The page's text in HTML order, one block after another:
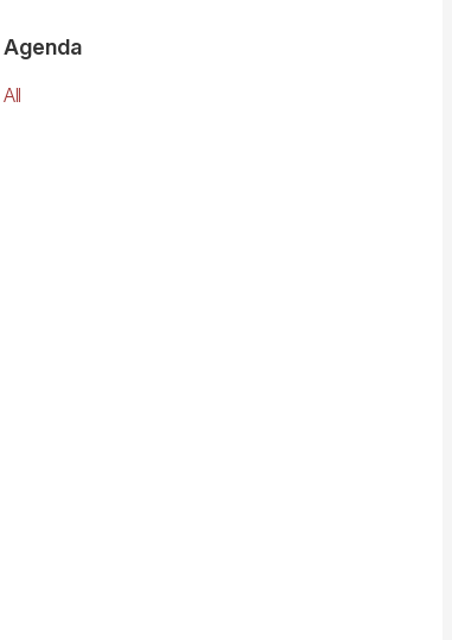
Agenda
All